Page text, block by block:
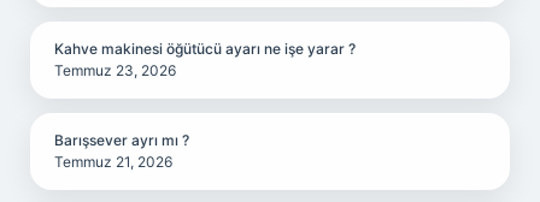
Kahve makinesi öğütücü ayarı ne işe yarar ?
Temmuz 23, 2026
Barışsever ayrı mı ?
Temmuz 21, 2026